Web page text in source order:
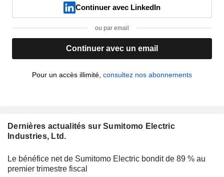
Continuer avec LinkedIn
ou par email
Continuer avec un email
Pour un accès illimité, consultez nos abonnements
Dernières actualités sur Sumitomo Electric
Industries, Ltd.
Le bénéfice net de Sumitomo Electric bondit de 89 % au
premier trimestre fiscal